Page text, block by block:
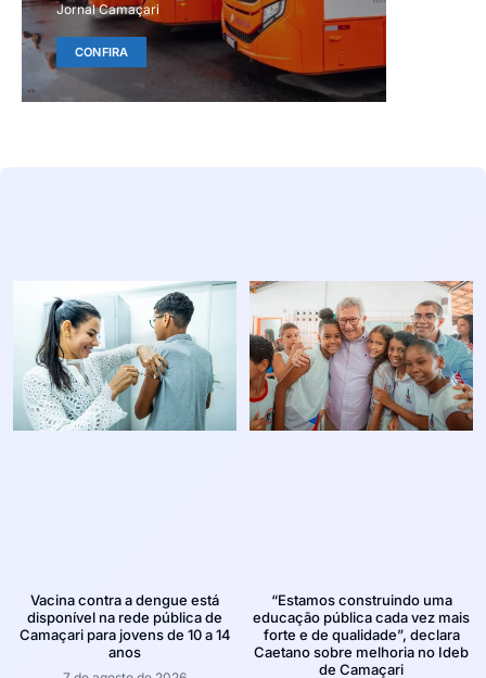
Jornal Camaçari
CONFIRA
Vacina contra a dengue está
disponível na rede pública de
Camaçari para jovens de 10 a 14
anos
“Estamos construindo uma
educação pública cada vez mais
forte e de qualidade”, declara
Caetano sobre melhoria no Ideb
de Camaçari